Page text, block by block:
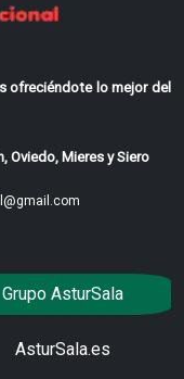
ofreciéndote lo mejor del
Oviedo, Mieres y Siero
Grupo AsturSala
AsturSala.es